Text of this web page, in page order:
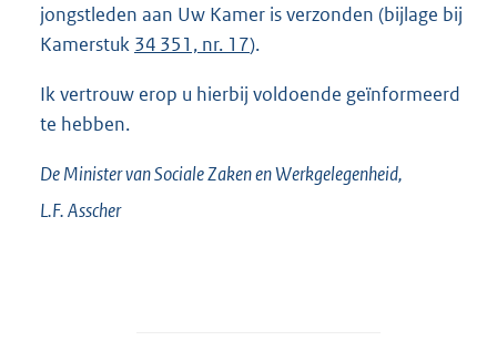
jongstleden aan Uw Kamer is verzonden (bijlage bij
Kamerstuk 34 351, nr. 17).
Ik vertrouw erop u hierbij voldoende geïnformeerd
te hebben.
De Minister van Sociale Zaken en Werkgelegenheid,
L.F.Asscher